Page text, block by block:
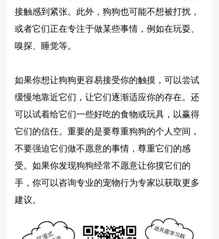
接触感到紧张。此外，狗狗也可能不想被打扰，
或者它们正在专注于做某些事情，例如在玩耍、
嗅探、睡觉等。
如果你想让狗狗更容易接受你的触摸，可以尝试
缓慢地靠近它们，让它们逐渐适应你的存在。还
可以试着给它们一些好吃的食物或玩具，以赢得
它们的信任。重要的是要尊重狗狗的个人空间，
不要强迫它们做不愿意的事情，尊重它们的感
受。如果你发现狗狗经常不愿意让你摸它们的
手，你可以咨询专业的宠物行为专家以获取更多
建议。